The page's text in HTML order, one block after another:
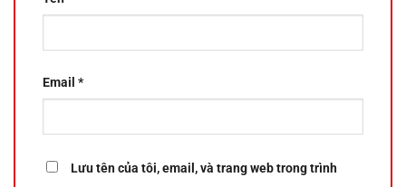
Email *
Lưu tên của tôi, email, và trang web trong trình